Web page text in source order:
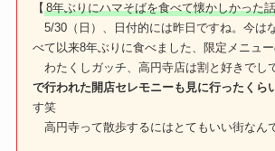
【 8年ぶりにハマそばを食べて懐かしかった話
5/30（日）、日付的には昨日ですね。今は
べて以来8年ぶりに食べました、限定メニュー
わたくしガッチ、高円寺店は割と好きでし
で行われた開店セレモニーも見に行ったくら
す笑
高円寺って散歩するにはとてもいい街なん